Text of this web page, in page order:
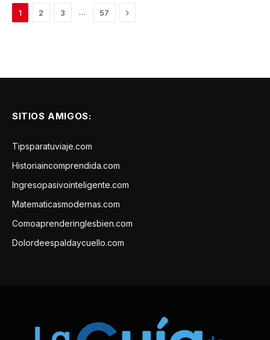
1 2 3 … 57 Next
SITIOS AMIGOS:
Tipsparatuviaje.com
Historiaincomprendida.com
Ingresopasivointeligente.com
Matematicasmodernas.com
Comoaprenderinglesbien.com
Dolordeespaldaycuello.com